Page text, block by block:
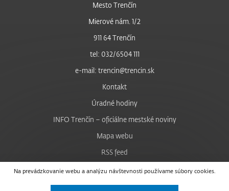
Na prevádzkovanie webu a analýzu návštevnosti používame súbory cookies.
Mesto Trenčín
Mierové nám. 1/2
911 64 Trenčín
tel: 032/6504 111
e-mail: trencin@trencin.sk
Kontakt
Úradné hodiny
INFO Trenčín – oficiálne mestské noviny
Mapa webu
RSS feed
Nastavenie cookies
Facebook